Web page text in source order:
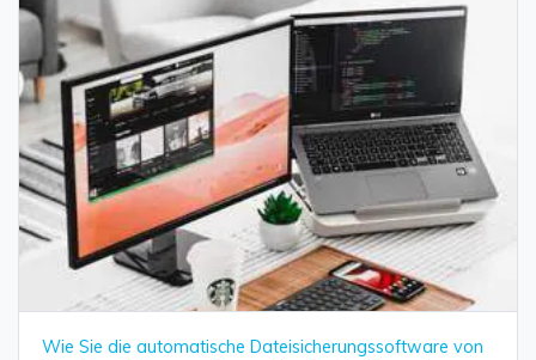
Wie Sie die automatische Dateisicherungssoftware von